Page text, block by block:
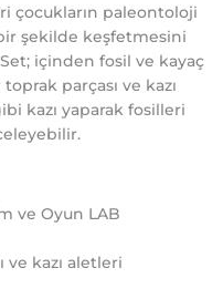
çocukların paleontoloji
şekilde keşfetmesini
içinden fosil ve kayaç
parçası ve kazı
kazı yaparak fosilleri
ve Oyun LAB
ve kazı aletleri